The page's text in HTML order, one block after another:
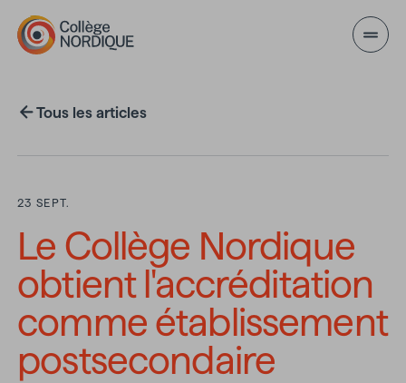
Aller au contenu principal
Tous les articles
23 SEPT.
Le Collège Nordique
obtient l'accréditation
comme établissement
postsecondaire